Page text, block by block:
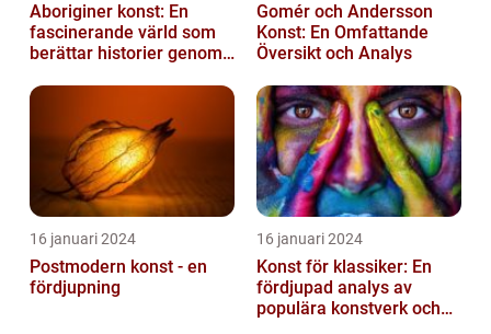
Aboriginer konst: En
fascinerande värld som
berättar historier genom
Gomér och Andersson
Konst: En Omfattande
Översikt och Analys
16 januari 2024
Postmodern konst - en
fördjupning
16 januari 2024
Konst för klassiker: En
fördjupad analys av
populära konstverk och